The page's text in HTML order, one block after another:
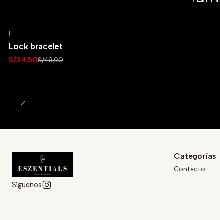
|
Lock bracelet
S/24,50S/49,00
Síguenos
Categorías
Contacto